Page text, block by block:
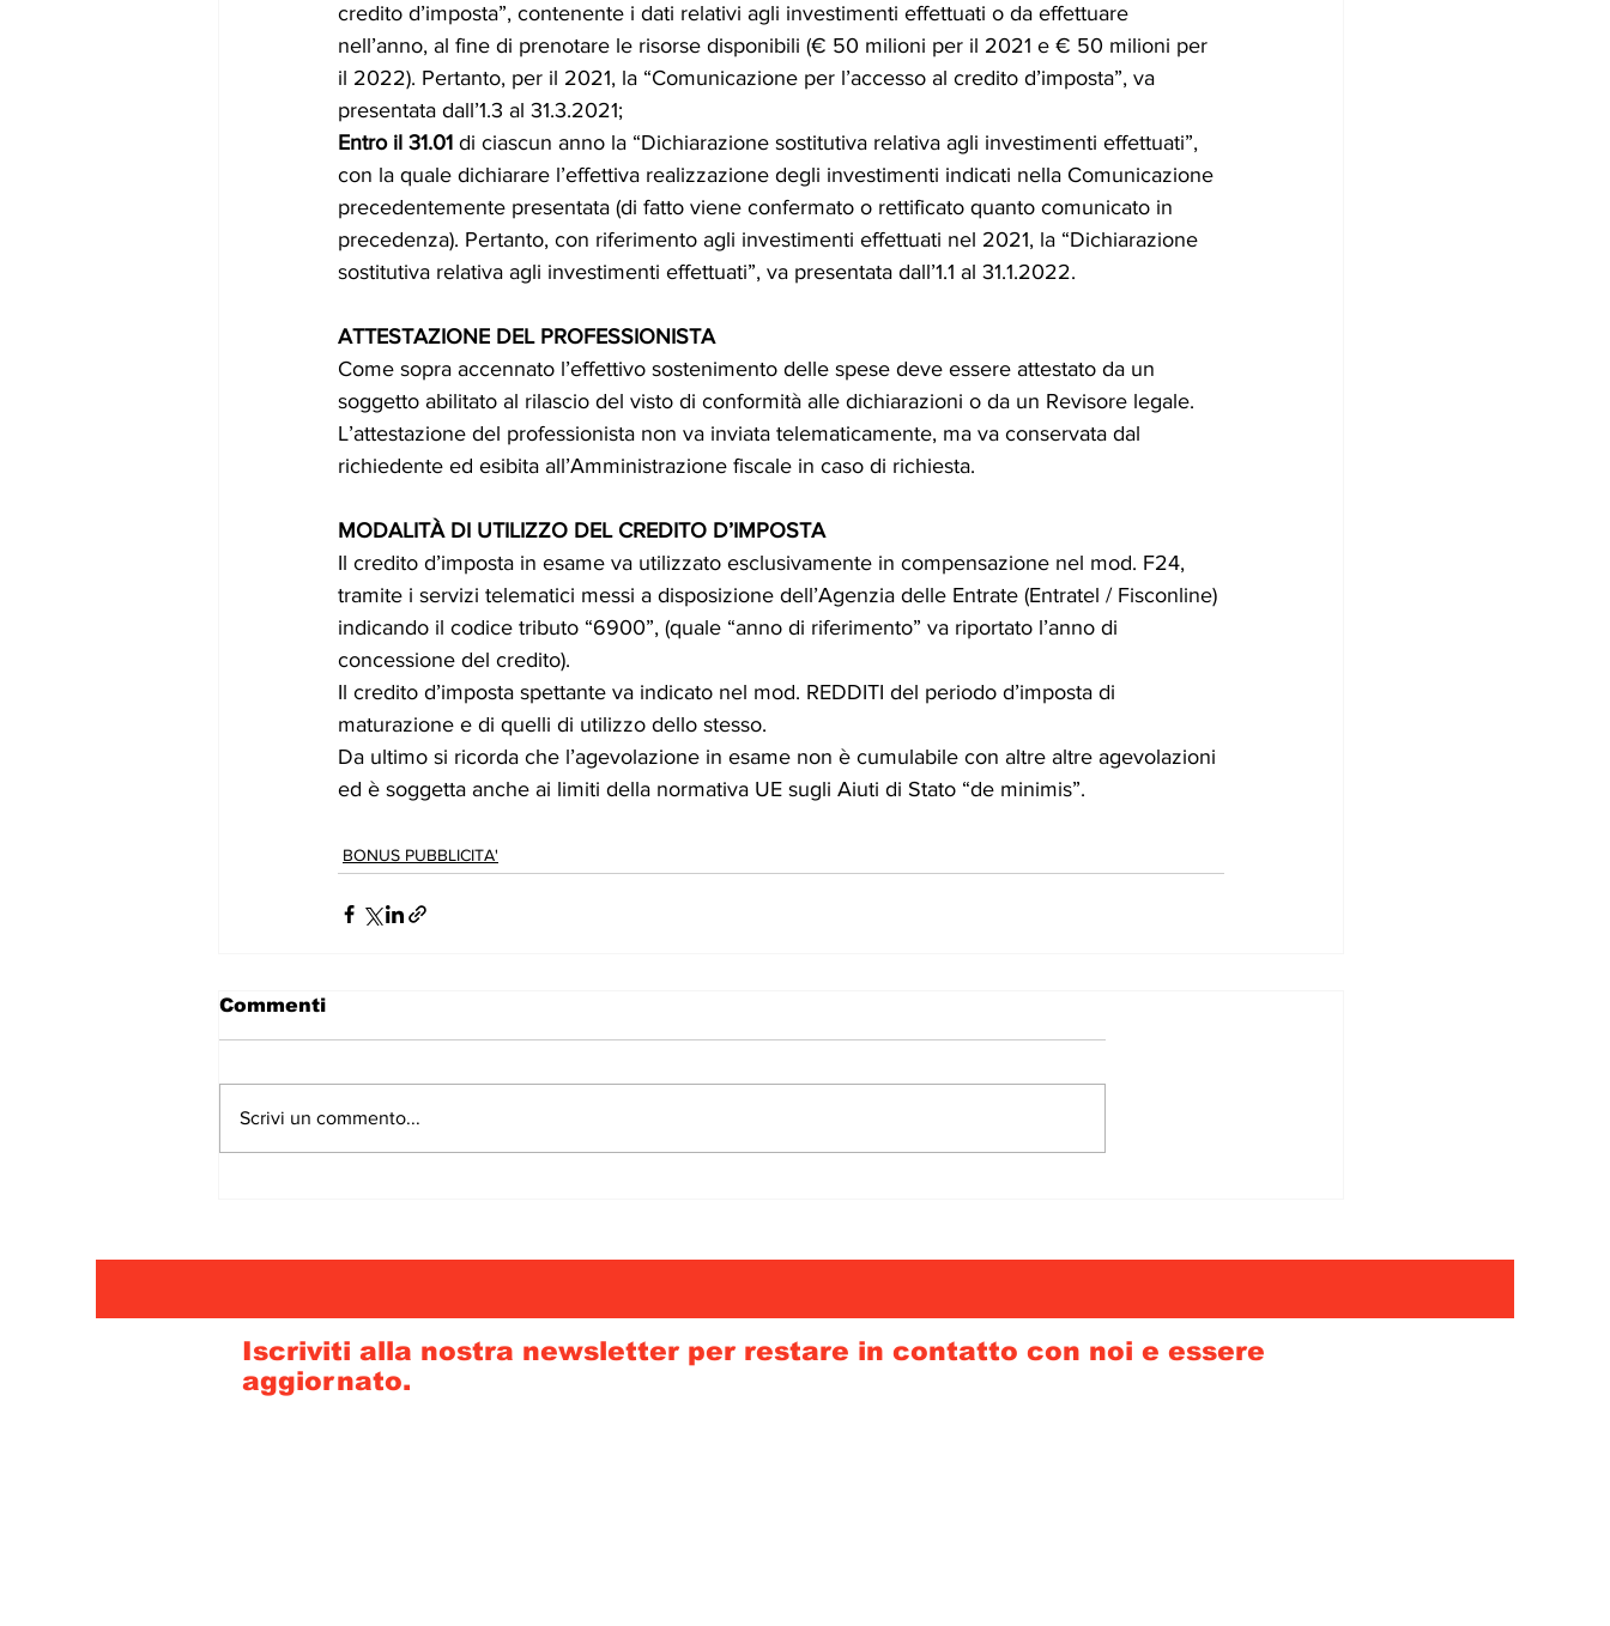
credito d’imposta”, contenente i dati relativi agli investimenti effettuati o da effettuare
nell’anno, al fine di prenotare le risorse disponibili (€ 50 milioni per il 2021 e € 50 milioni per
il 2022). Pertanto, per il 2021, la “Comunicazione per l’accesso al credito d’imposta”, va
presentata dall’1.3 al 31.3.2021;
Entro il 31.01 di ciascun anno la “Dichiarazione sostitutiva relativa agli investimenti effettuati”,
con la quale dichiarare l’effettiva realizzazione degli investimenti indicati nella Comunicazione
precedentemente presentata (di fatto viene confermato o rettificato quanto comunicato in
precedenza). Pertanto, con riferimento agli investimenti effettuati nel 2021, la “Dichiarazione
sostitutiva relativa agli investimenti effettuati”, va presentata dall’1.1 al 31.1.2022.
ATTESTAZIONE DEL PROFESSIONISTA
Come sopra accennato l’effettivo sostenimento delle spese deve essere attestato da un
soggetto abilitato al rilascio del visto di conformità alle dichiarazioni o da un Revisore legale.
L’attestazione del professionista non va inviata telematicamente, ma va conservata dal
richiedente ed esibita all’Amministrazione fiscale in caso di richiesta.
MODALITÀ DI UTILIZZO DEL CREDITO D’IMPOSTA
Il credito d’imposta in esame va utilizzato esclusivamente in compensazione nel mod. F24,
tramite i servizi telematici messi a disposizione dell’Agenzia delle Entrate (Entratel / Fisconline)
indicando il codice tributo “6900”, (quale “anno di riferimento” va riportato l’anno di
concessione del credito).
Il credito d’imposta spettante va indicato nel mod. REDDITI del periodo d’imposta di
maturazione e di quelli di utilizzo dello stesso.
Da ultimo si ricorda che l’agevolazione in esame non è cumulabile con altre altre agevolazioni
ed è soggetta anche ai limiti della normativa UE sugli Aiuti di Stato “de minimis”.
BONUS PUBBLICITA'
Commenti
Scrivi un commento...
Iscriviti alla nostra newsletter per restare in contatto con noi e essere
aggiornato.